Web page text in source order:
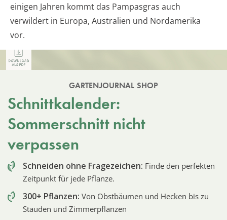
einigen Jahren kommt das Pampasgras auch
verwildert in Europa, Australien und Nordamerika
vor.
GARTENJOURNAL SHOP
Schnittkalender:
Sommerschnitt nicht
verpassen
Schneiden ohne Fragezeichen: Finde den perfekten
Zeitpunkt für jede Pflanze.
300+ Pflanzen: Von Obstbäumen und Hecken bis zu
Stauden und Zimmerpflanzen